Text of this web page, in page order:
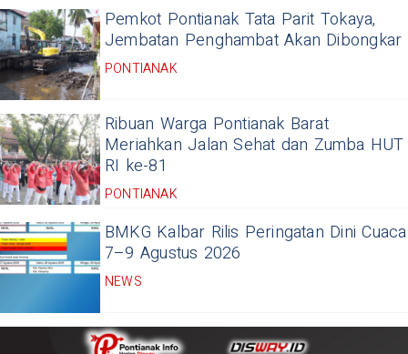
Pemkot Pontianak Tata Parit Tokaya,
Jembatan Penghambat Akan Dibongkar
PONTIANAK
Ribuan Warga Pontianak Barat
Meriahkan Jalan Sehat dan Zumba HUT
RI ke-81
PONTIANAK
BMKG Kalbar Rilis Peringatan Dini Cuaca
7–9 Agustus 2026
NEWS